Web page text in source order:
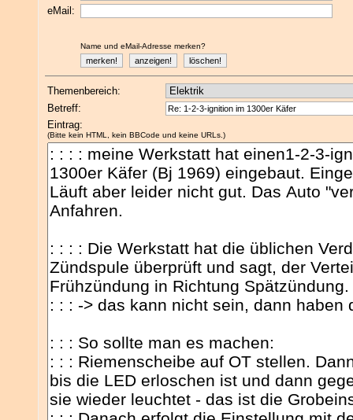
eMail:
Name und eMail-Adresse merken?
Themenbereich:
Betreff:
Eintrag:
(Bitte kein HTML, kein BBCode und keine URLs.)